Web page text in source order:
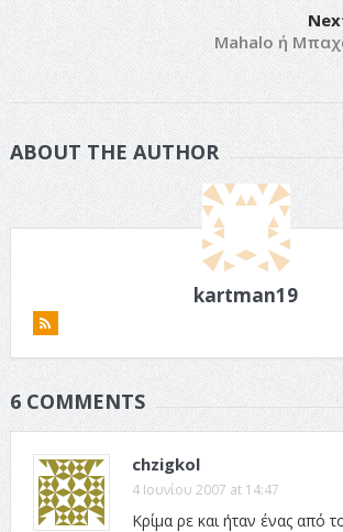
Mahalo ή
ABOUT THE AUTHOR
kartman19
6 COMMENTS
chzigkol
4 Ιουνίου 2007 at 14:47
Κρίμα ρε και ήταν ένας από